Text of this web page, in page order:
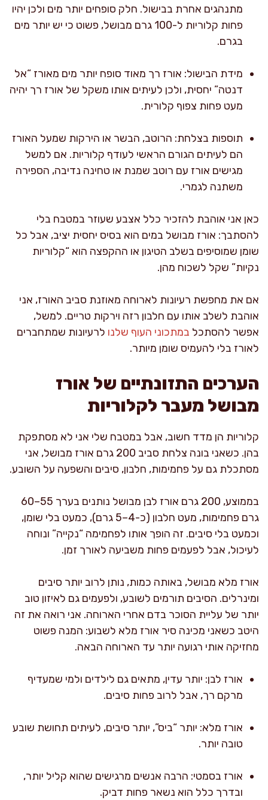
מתנהגים אחרת בבישול. חלק סופחים יותר מים ולכן יהיו
פחות קלוריות ל-100 גרם מבושל, פשוט כי יש יותר מים
בגרם.
מידת הבישול: אורז רך מאוד סופח יותר מים מאורז “אל
דנטה” יחסית, ולכן לעיתים אותו משקל של אורז רך יהיה
מעט פחות צפוף קלורית.
תוספות בצלחת: הרוטב, הבשר או הירקות שמעל האורז
הם לעיתים הגורם הראשי לעודף קלוריות. אם למשל
מגישים אורז עם רוטב שמנת או טחינה נדיבה, הספירה
משתנה לגמרי.
כאן אני אוהבת להזכיר כלל אצבע שעוזר במטבח בלי
להסתבך: אורז מבושל במים הוא בסיס יחסית יציב, אבל כל
שומן שמוסיפים בשלב הטיגון או ההקפצה הוא “קלוריות
נקיות” שקל לשכוח מהן.
אם את מחפשת רעיונות לארוחה מאוזנת סביב האורז, אני
אוהבת לשלב אותו עם חלבון רזה וירקות טריים. למשל,
אפשר להסתכל במתכוני העוף שלנו לרעיונות שמתחברים
לאורז בלי להעמיס שומן מיותר.
הערכים התזונתיים של אורז
מבושל מעבר לקלוריות
קלוריות הן מדד חשוב, אבל במטבח שלי אני לא מסתפקת
בהן. כשאני בונה צלחת סביב 200 גרם אורז מבושל, אני
מסתכלת גם על פחמימות, חלבון, סיבים והשפעה על השובע.
בממוצע, 200 גרם אורז לבן מבושל נותנים בערך 55–60
גרם פחמימות, מעט חלבון (כ-4–5 גרם), כמעט בלי שומן,
וכמעט בלי סיבים. זה הופך אותו לפחמימה “נקייה” ונוחה
לעיכול, אבל לפעמים פחות משביעה לאורך זמן.
אורז מלא מבושל, באותה כמות, נותן לרוב יותר סיבים
ומינרלים. הסיבים תורמים לשובע, ולפעמים גם לאיזון טוב
יותר של עליית הסוכר בדם אחרי הארוחה. אני רואה את זה
היטב כשאני מכינה סיר אורז מלא לשבוע: המנה פשוט
מחזיקה אותי רגועה יותר עד הארוחה הבאה.
אורז לבן: יותר עדין, מתאים גם לילדים ולמי שמעדיף
מרקם רך, אבל לרוב פחות סיבים.
אורז מלא: יותר “ביס”, יותר סיבים, לעיתים תחושת שובע
טובה יותר.
אורז בסמטי: הרבה אנשים מרגישים שהוא קליל יותר,
ובדרך כלל הוא נשאר פחות דביק.